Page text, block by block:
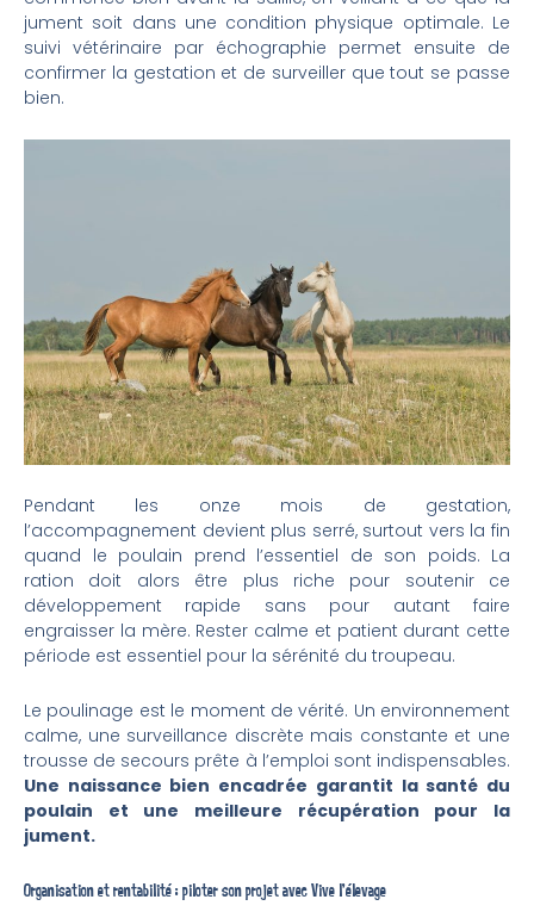
jument soit dans une condition physique optimale. Le
suivi vétérinaire par échographie permet ensuite de
confirmer la gestation et de surveiller que tout se passe
bien.
Pendant les onze mois de gestation,
l’accompagnement devient plus serré, surtout vers la fin
quand le poulain prend l’essentiel de son poids. La
ration doit alors être plus riche pour soutenir ce
développement rapide sans pour autant faire
engraisser la mère. Rester calme et patient durant cette
période est essentiel pour la sérénité du troupeau.
Le poulinage est le moment de vérité. Un environnement
calme, une surveillance discrète mais constante et une
trousse de secours prête à l’emploi sont indispensables.
Une naissance bien encadrée garantit la santé du
poulain et une meilleure récupération pour la
jument.
Organisation et rentabilité : piloter son projet avec Vive l’élevage